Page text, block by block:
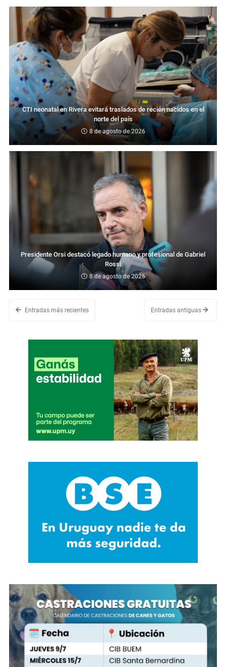
CTI neonatal en Rivera evitará traslados de recién nacidos en el
norte del país
8 de agosto de 2026
Presidente Orsi destacó legado humano y profesional de Gabriel
Rossi
8 de agosto de 2026
Entradas más recientes Entradas antiguas